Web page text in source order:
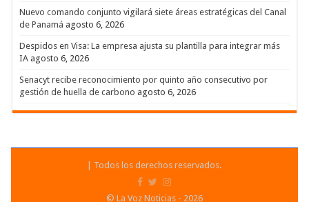
Nuevo comando conjunto vigilará siete áreas estratégicas del Canal
de Panamá agosto 6, 2026
Despidos en Visa: La empresa ajusta su plantilla para integrar más
IA agosto 6, 2026
Senacyt recibe reconocimiento por quinto año consecutivo por
gestión de huella de carbono agosto 6, 2026
| Todos los derechos reservados.
© La Voz Noticias - 2026